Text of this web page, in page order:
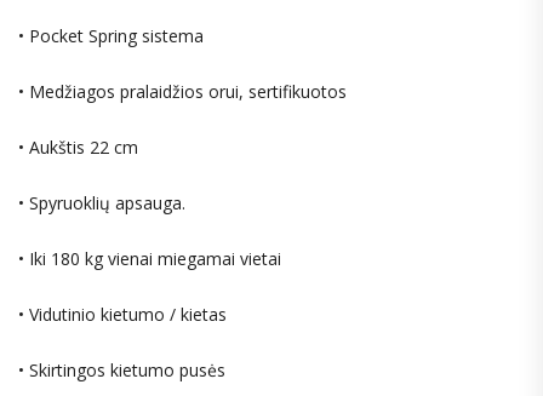
• Pocket Spring sistema
• Medžiagos pralaidžios orui, sertifikuotos
• Aukštis 22 cm
• Spyruoklių apsauga.
• Iki 180 kg vienai miegamai vietai
• Vidutinio kietumo / kietas
• Skirtingos kietumo pusės